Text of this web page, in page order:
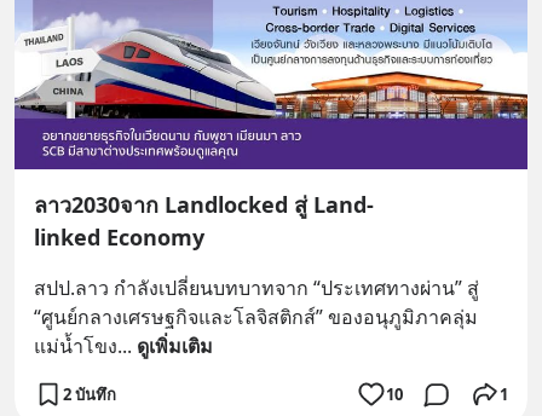
ลาว2030จาก Landlocked สู่ Land-
linked Economy
สปป.ลาว กำลังเปลี่ยนบทบาทจาก “ประเทศทางผ่าน” สู่
“ศูนย์กลางเศรษฐกิจและโลจิสติกส์” ของอนุภูมิภาคลุ่ม
แม่น้ำโขง... ดูเพิ่มเติม
2 บันทึก 10 1